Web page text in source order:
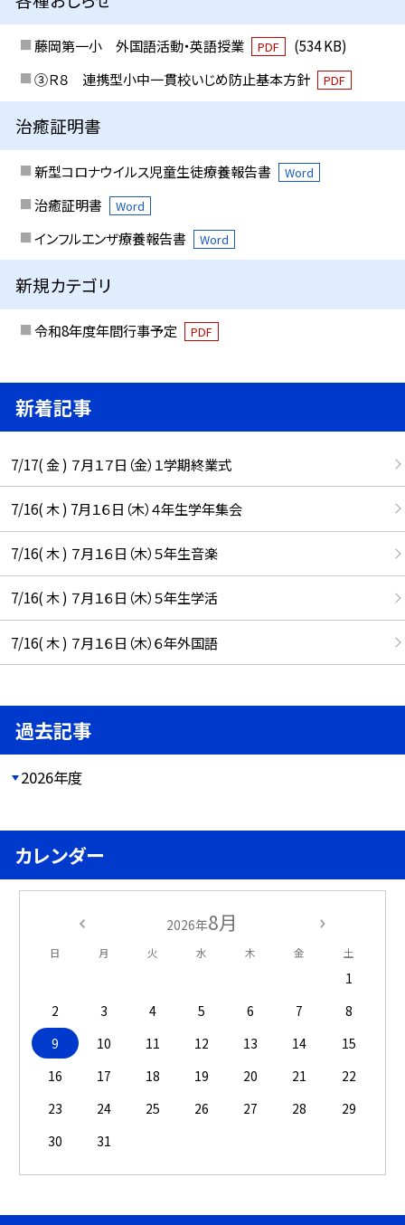
藤岡第一小 外国語活動・英語授業 PDF
(534 KB)
③Ｒ８ 連携型小中一貫校いじめ防止基本方針
PDF
治癒証明書
新型コロナウイルス児童生徒療養報告書 Word
治癒証明書 Word
インフルエンザ療養報告書 Word
新規カテゴリ
令和8年度年間行事予定 PDF
新着記事
7/17( 金 ) ７月１７日（金）１学期終業式
7/16( 木 ) 7月１６日（木）４年生学年集会
7/16( 木 ) ７月１６日（木）５年生音楽
7/16( 木 ) ７月１６日（木）５年生学活
7/16( 木 ) ７月１６日（木）６年外国語
過去記事
2026年度
カレンダー
2026年8月
日 月 火 水 木 金 土
1
2
3 4 5 6 7
8
9
10 11 12 13 14
15
16
17 18 19 20 21
22
23
24 25 26 27 28
29
30
31